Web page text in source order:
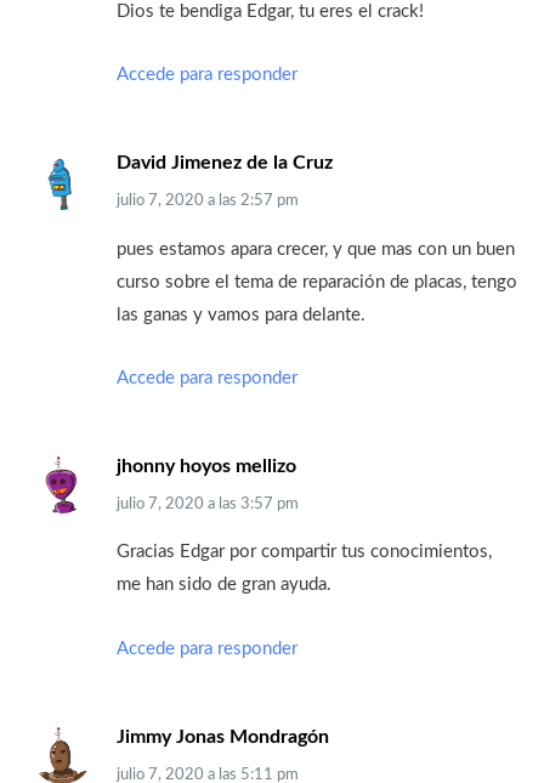
Dios te bendiga Edgar, tu eres el crack!
Accede para responder
David Jimenez de la Cruz
julio 7, 2020 a las 2:57 pm
pues estamos apara crecer, y que mas con un buen
curso sobre el tema de reparación de placas, tengo
las ganas y vamos para delante.
Accede para responder
jhonny hoyos mellizo
julio 7, 2020 a las 3:57 pm
Gracias Edgar por compartir tus conocimientos,
me han sido de gran ayuda.
Accede para responder
Jimmy Jonas Mondragón
julio 7, 2020 a las 5:11 pm